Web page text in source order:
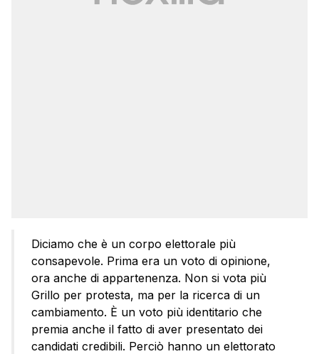
Diciamo che è un corpo elettorale più
consapevole. Prima era un voto di opinione,
ora anche di appartenenza. Non si vota più
Grillo per protesta, ma per la ricerca di un
cambiamento. È un voto più identitario che
premia anche il fatto di aver presentato dei
candidati credibili. Perciò hanno un elettorato